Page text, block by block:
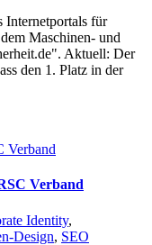
Internetportals für
Maschinen- und
Aktuell: Der
den 1. Platz in der
Verband
Verband
Identity,
Design, SEO